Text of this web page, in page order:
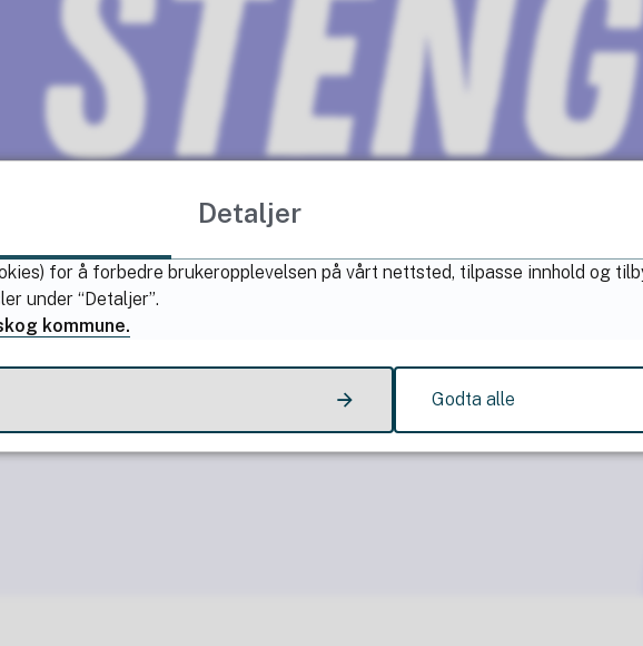
Detaljer
for å forbedre brukeropplevelsen på vårt nettsted, tilpasse innhold og
under “Detaljer”.
kommune.
Godta alle